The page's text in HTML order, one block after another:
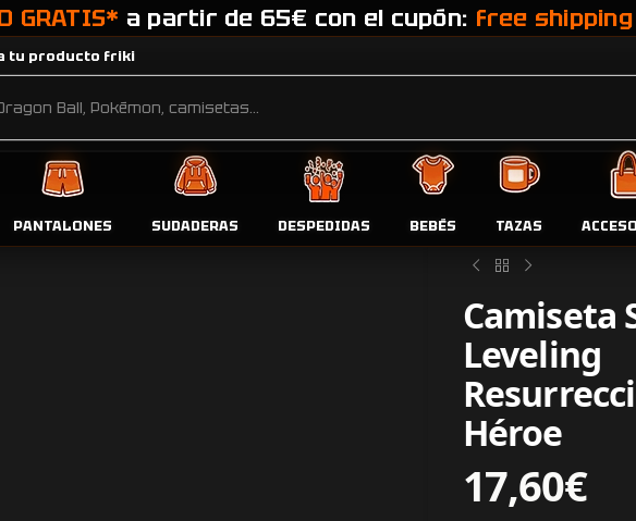
GRATIS* a partir de 65€ con el cupón: free shipping
tu producto friki
PANTALONES SUDADERAS DESPEDIDAS BEBÉS TAZAS
Inicio Tienda Camisetas
Camiseta
Leveling
Héroe
17,60€